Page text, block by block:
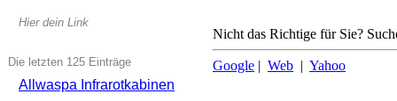
Hier dein Link
Die letzten 125 Einträge
Allwaspa Infrarotkabinen
Nicht das Richtige für Sie?
Google | Web | Yahoo